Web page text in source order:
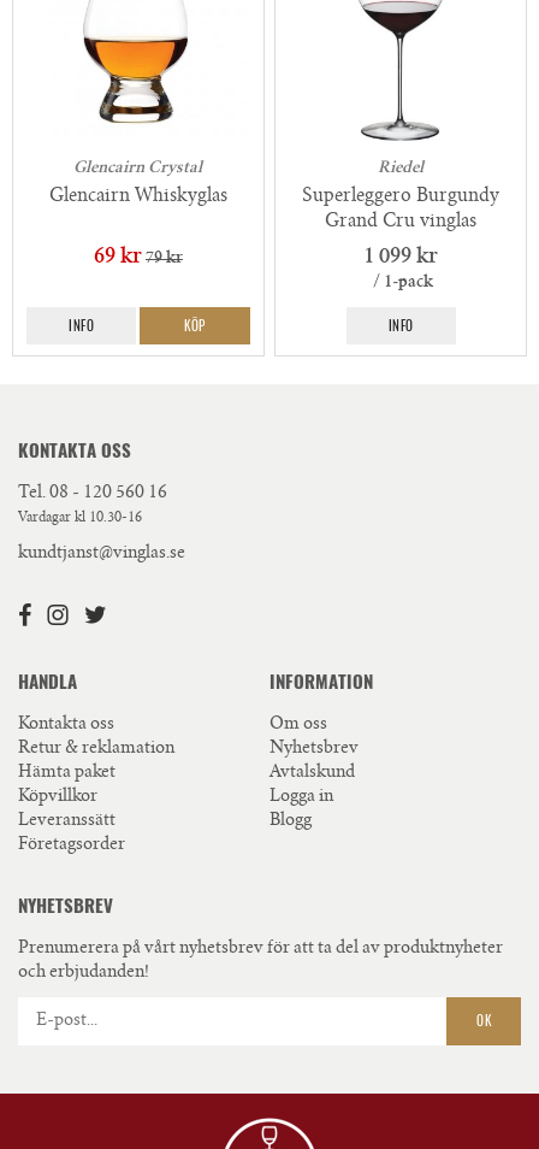
Glencairn Crystal
Glencairn Whiskyglas
69 kr 79 kr
INFO KÖP
Riedel
Superleggero Burgundy
Grand Cru vinglas
1 099 kr
/ 1-pack
INFO
KONTAKTA OSS
Tel. 08 - 120 560 16
Vardagar kl 10.30-16
kundtjanst@vinglas.se
HANDLA
Kontakta oss
Retur & reklamation
Hämta paket
Köpvillkor
Leveranssätt
Företagsorder
INFORMATION
Om oss
Nyhetsbrev
Avtalskund
Logga in
Blogg
NYHETSBREV
Prenumerera på vårt nyhetsbrev för att ta del av produktnyheter
och erbjudanden!
OK